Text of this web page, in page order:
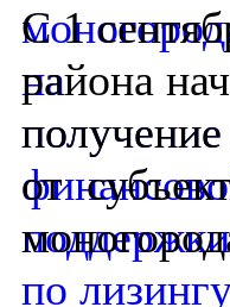
C 1
района
от